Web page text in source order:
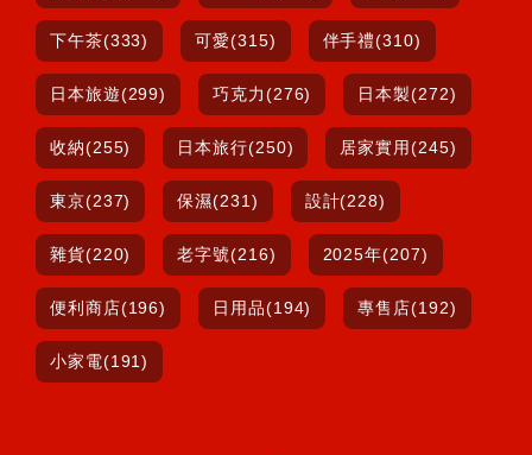
下午茶(333) 可愛(315) 伴手禮(310)
日本旅遊(299) 巧克力(276) 日本製(272)
收納(255) 日本旅行(250) 居家實用(245)
東京(237) 保濕(231) 設計(228)
雜貨(220) 老字號(216) 2025年(207)
便利商店(196) 日用品(194) 專售店(192)
小家電(191)